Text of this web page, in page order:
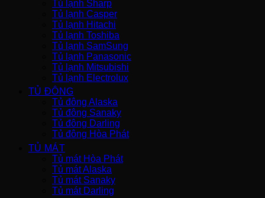
Tủ lạnh Sharp
Tủ lạnh Casper
Tủ lạnh Hitachi
Tủ lạnh Toshiba
Tủ lạnh SamSung
Tủ lạnh Panasonic
Tủ lạnh Mitsubishi
Tủ lạnh Electrolux
TỦ ĐÔNG
Tủ đông Alaska
Tủ đông Sanaky
Tủ đông Darling
Tủ đông Hòa Phát
TỦ MÁT
Tủ mát Hòa Phát
Tủ mát Alaska
Tủ mát Sanaky
Tủ mát Darling